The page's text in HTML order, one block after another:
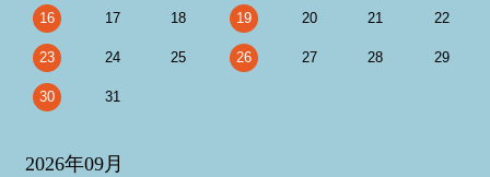
16 17 18 19 20 21 22
23 24 25 26 27 28 29
30 31
2026年09月